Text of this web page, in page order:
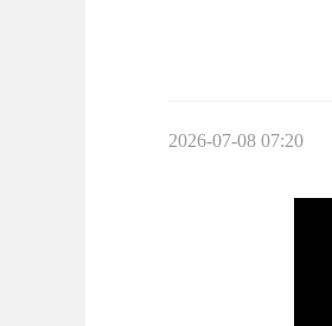
2026-07-08 07:20